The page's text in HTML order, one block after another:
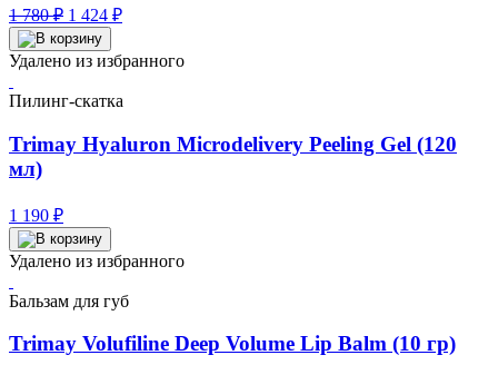
1 780₽ Первоначальная
цена
составляла
1
780 ₽.
1 424 ₽Текущая
1
424 ₽.
Удалено из избранного
Пилинг-скатка
Trimay Hyaluron Microdelivery Peeling Gel (120
мл)
1 190 ₽
Удалено из избранного
Бальзам для губ
Trimay Volufiline Deep Volume Lip Balm (10 гр)